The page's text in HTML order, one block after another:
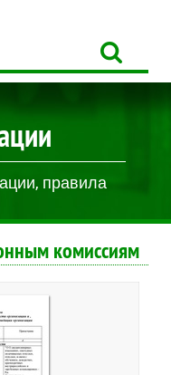
правила
комиссиям